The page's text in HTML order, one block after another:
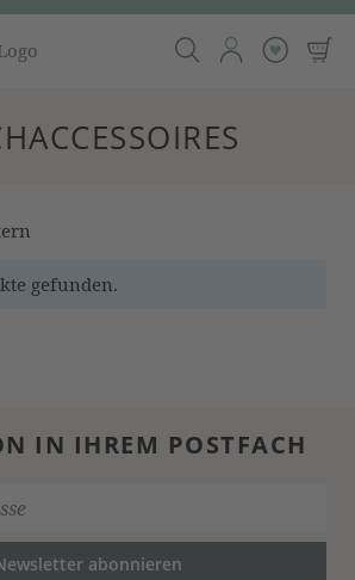
gefunden.
IN IHREM POSTFACH
abonnieren